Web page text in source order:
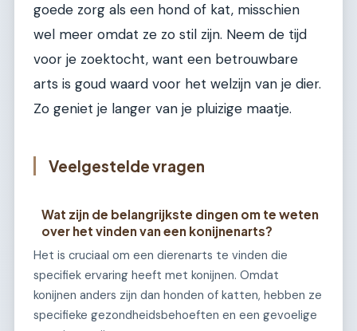
goede zorg als een hond of kat, misschien
wel meer omdat ze zo stil zijn. Neem de tijd
voor je zoektocht, want een betrouwbare
arts is goud waard voor het welzijn van je dier.
Zo geniet je langer van je pluizige maatje.
Veelgestelde vragen
Wat zijn de belangrijkste dingen om te weten
over het vinden van een konijnenarts?
Het is cruciaal om een dierenarts te vinden die
specifiek ervaring heeft met konijnen. Omdat
konijnen anders zijn dan honden of katten, hebben ze
specifieke gezondheidsbehoeften en een gevoelige